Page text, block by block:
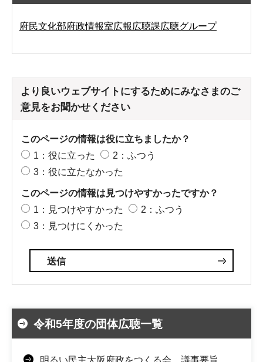
府民文化部府政情報室広報広聴課広聴グループ
より良いウェブサイトにするためにみなさまのご
意見をお聞かせください
このページの情報は役に立ちましたか？
1：役に立った
2：ふつう
3：役に立たなかった
このページの情報は見つけやすかったですか？
1：見つけやすかった
2：ふつう
3：見つけにくかった
令和5年度の団体広聴一覧
明るい民主大阪府政をつくる会 議事要旨